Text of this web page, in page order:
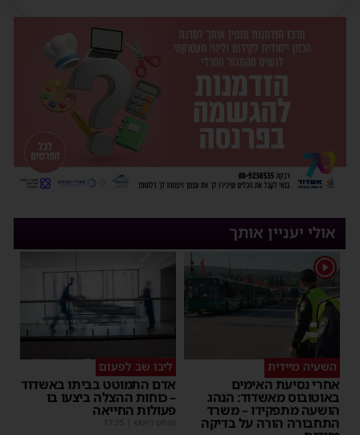
אולי יעניין אותך
1
השעיה מיידית
אחרי נסיעת האימים
באוטובוס מאשדוד: הנהג
הושעה מתפקידו – משרד
התחבורה הורה על בדיקה
ליבו שב לפעום
אדם התמוטט בביתו באשדוד
– כוחות ההצלה ביצעו בו
פעולות החייאה
מנחם דויטש 17:35